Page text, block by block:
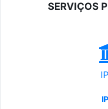
SERVIÇOS